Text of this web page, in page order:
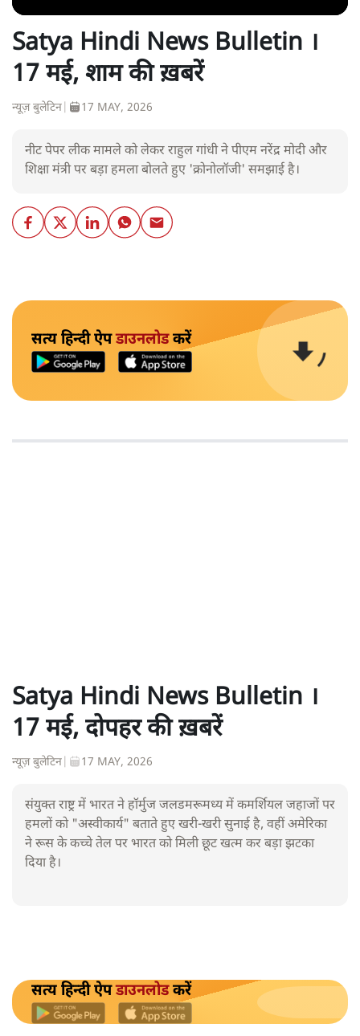
Satya Hindi News Bulletin ।
17 मई, शाम की ख़बरें
न्यूज़ बुलेटिन 17 MAY, 2026
नीट पेपर लीक मामले को लेकर राहुल गांधी ने पीएम नरेंद्र मोदी और
शिक्षा मंत्री पर बड़ा हमला बोलते हुए 'क्रोनोलॉजी' समझाई है।
सत्य हिन्दी ऐपडाउनलोडकरें
Satya Hindi News Bulletin ।
17 मई, दोपहर की ख़बरें
न्यूज़ बुलेटिन 17 MAY, 2026
संयुक्त राष्ट्र में भारत ने हॉर्मुज जलडमरूमध्य में कमर्शियल जहाजों पर
हमलों को "अस्वीकार्य" बताते हुए खरी-खरी सुनाई है, वहीं अमेरिका
ने रूस के कच्चे तेल पर भारत को मिली छूट खत्म कर बड़ा झटका
दिया है।